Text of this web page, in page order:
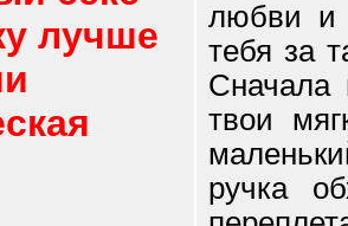
лучше
любви и
тебя за
Сначала
твои
ручка